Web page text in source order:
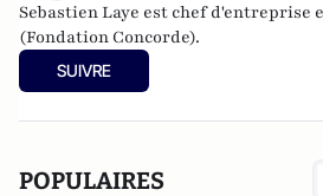
Sebastien Laye est chef d'entreprise
(Fondation Concorde).
SUIVRE
POPULAIRES